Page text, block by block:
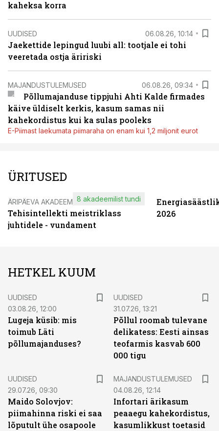
kaheksa korra
UUDISED 06.08.26, 10:14
Jaekettide lepingud luubi all: tootjale ei tohi
veeretada ostja äririski
MAJANDUSTULEMUSED 06.08.26, 09:34
Põllumajanduse tippjuhi Ahti Kalde firmades
käive üldiselt kerkis, kasum samas nii
kahekordistus kui ka sulas pooleks
E-Piimast laekumata piimaraha on enam kui 1,2 miljonit eurot
ÜRITUSED
ÄRIPÄEVA AKADEEMIA
Tehisintellekti meistriklass
juhtidele - vundament
8 akadeemilist tundi
2026
HETKEL KUUM
UUDISED
03.08.26, 12:00
Lugeja küsib: mis
toimub Läti
põllumajanduses?
UUDISED
31.07.26, 13:21
Põllul roomab tulevane
delikatess: Eesti ainsas
teofarmis kasvab 600
000 tigu
UUDISED
29.07.26, 09:30
Maido Solovjov:
piimahinna riski ei saa
lõputult ühe osapoole
MAJANDUSTULEMUSED
04.08.26, 12:14
Infortari ärikasum
peaaegu kahekordistus,
kasumlikkust toetasid